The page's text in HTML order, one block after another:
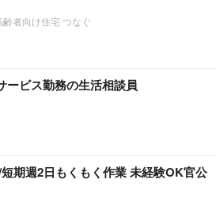
者向け住宅 つなぐ
ービス勤務の生活相談員
期週2日もくもく作業 未経験OK官公